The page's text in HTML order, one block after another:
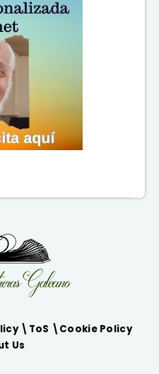
\ ToS \ Cookie Policy\
Us